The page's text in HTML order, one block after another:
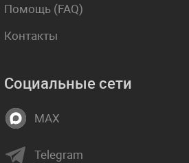
Помощь (FAQ)
Контакты
Социальные сети
MAX
Telegram